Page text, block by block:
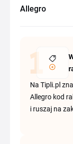
Allegro
Na Tipli.pl
Allegro kod
i ruszaj na